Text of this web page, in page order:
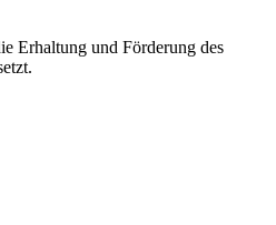
Erhaltung und Förderung des